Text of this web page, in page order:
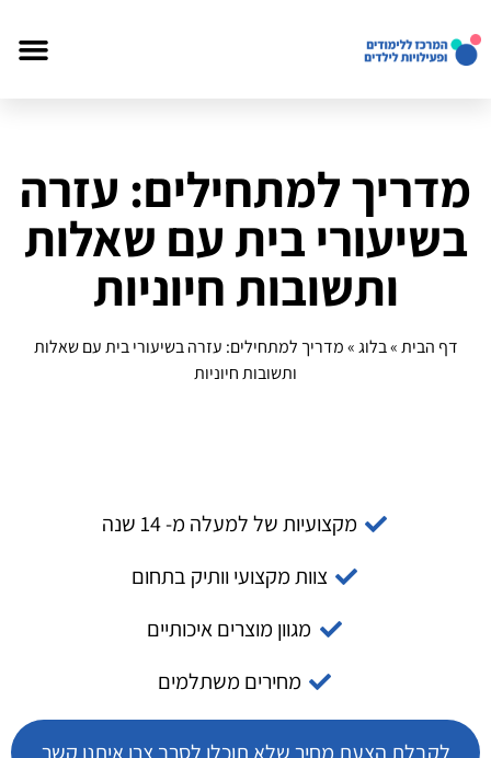
מדריך למתחילים: עזרה
בשיעורי בית עם שאלות
ותשובות חיוניות
דף הבית»בלוג»מדריך למתחילים: עזרה בשיעורי בית עם שאלות
ותשובות חיוניות
מקצועיות של למעלה מ- 14 שנה
צוות מקצועי וותיק בתחום
מגוון מוצרים איכותיים
מחירים משתלמים